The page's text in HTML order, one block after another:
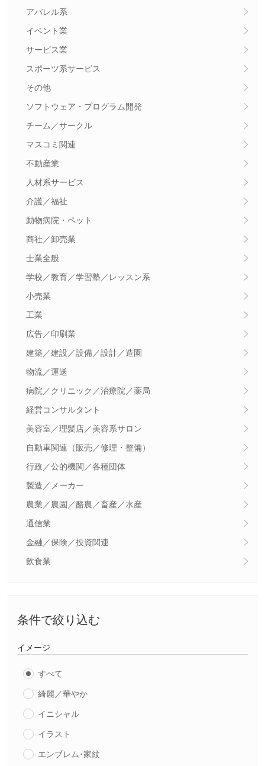
アパレル系
イベント業
サービス業
スポーツ系サービス
その他
ソフトウェア・プログラム開発
チーム／サークル
マスコミ関連
不動産業
人材系サービス
介護／福祉
動物病院・ペット
商社／卸売業
士業全般
学校／教育／学習塾／レッスン系
小売業
工業
広告／印刷業
建築／建設／設備／設計／造園
物流／運送
病院／クリニック／治療院／薬局
経営コンサルタント
美容室／理髪店／美容系サロン
自動車関連（販売／修理・整備）
行政／公的機関／各種団体
製造／メーカー
農業／農園／酪農／畜産／水産
通信業
金融／保険／投資関連
飲食業
条件で絞り込む
イメージ
すべて
綺麗／華やか
イニシャル
イラスト
エンブレム･家紋